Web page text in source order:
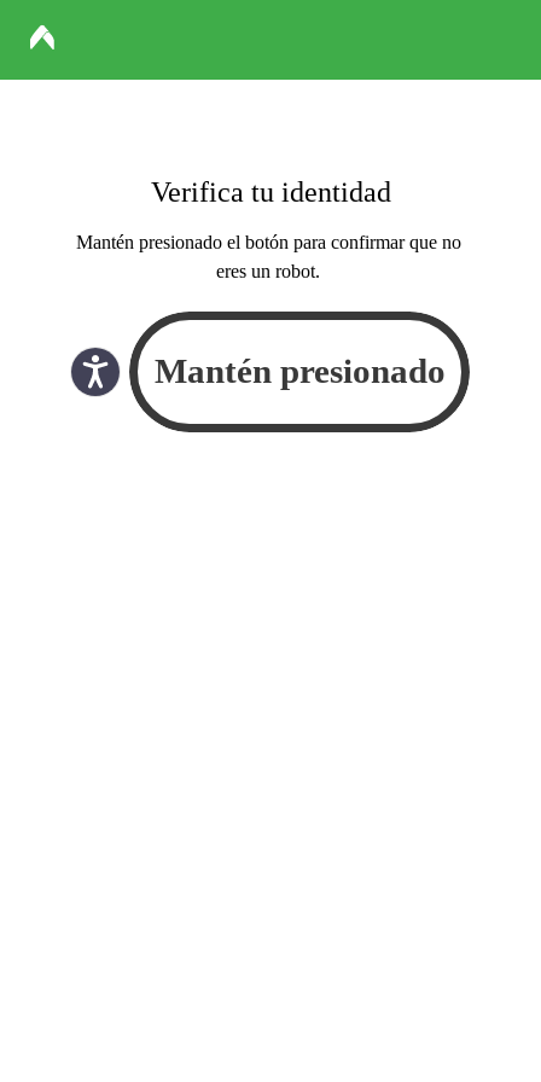
Verifica tu identidad
Mantén presionado el botón para confirmar que no
eres un robot.